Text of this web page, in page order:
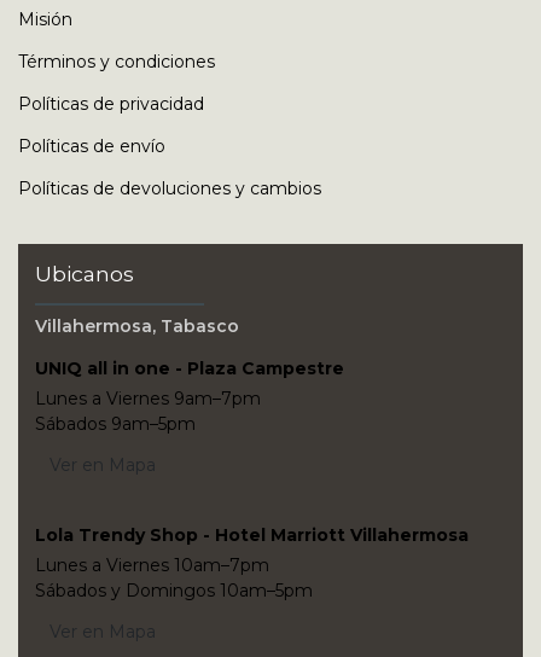
Misión
Términos y condiciones
Políticas de privacidad
Políticas de envío
Políticas de devoluciones y cambios
Ubicanos
Villahermosa, Tabasco
UNIQ all in one - Plaza Campestre
Lunes a Viernes 9am–7pm
Sábados 9am–5pm
Ver en Mapa
Lola Trendy Shop - Hotel Marriott Villahermosa
Lunes a Viernes 10am–7pm
Sábados y Domingos 10am–5pm
Ver en Mapa